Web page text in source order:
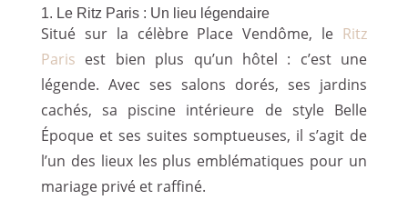
1. Le Ritz Paris : Un lieu légendaire
Situé sur la célèbre Place Vendôme, le Ritz
Paris est bien plus qu’un hôtel : c’est une
légende. Avec ses salons dorés, ses jardins
cachés, sa piscine intérieure de style Belle
Époque et ses suites somptueuses, il s’agit de
l’un des lieux les plus emblématiques pour un
mariage privé et raffiné.